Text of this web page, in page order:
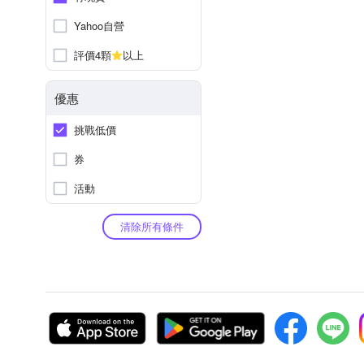
Yahoo自營
評價4顆
以上
優惠
挑戰低價
券
活動
清除所有條件